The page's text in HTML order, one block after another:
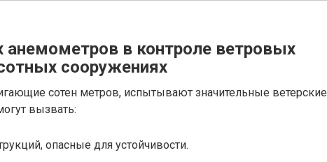
в контроле ветровых
сооружениях
сотен метров, испытывают значительные ветерские
вызвать:
опасные для устойчивости.